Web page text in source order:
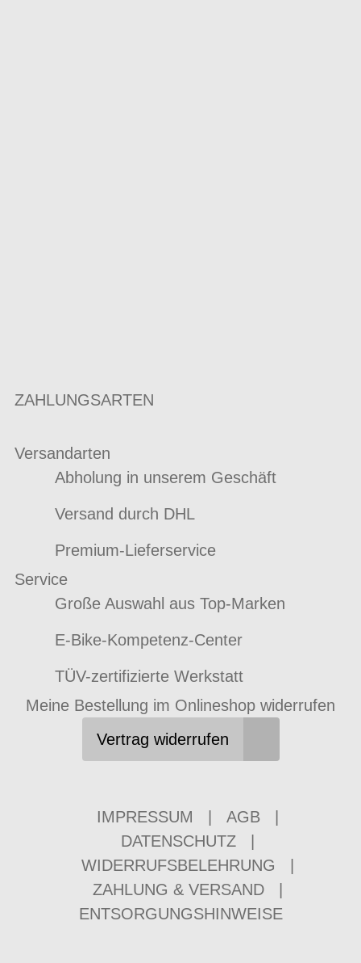
ZAHLUNGSARTEN
Versandarten
Abholung in unserem Geschäft
Versand durch DHL
Premium-Lieferservice
Service
Große Auswahl aus Top-Marken
E-Bike-Kompetenz-Center
TÜV-zertifizierte Werkstatt
Meine Bestellung im Onlineshop widerrufen
Vertrag widerrufen
IMPRESSUM AGB
DATENSCHUTZ
WIDERRUFSBELEHRUNG
ZAHLUNG & VERSAND
ENTSORGUNGSHINWEISE